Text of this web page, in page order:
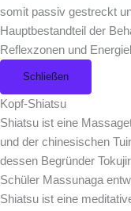
somit passiv gestreckt
Hauptbestandteil der
Reflexzonen und
Schließen
Kopf-Shiatsu
Shiatsu ist eine
und der chinesischen
dessen Begründer
Schüler Massunaga
Shiatsu ist eine